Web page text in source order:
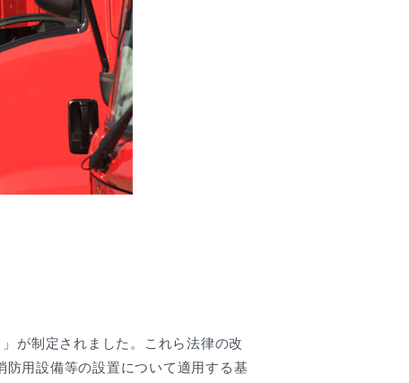
が制定されました。これら法律の改
用設備等の設置について適用する基